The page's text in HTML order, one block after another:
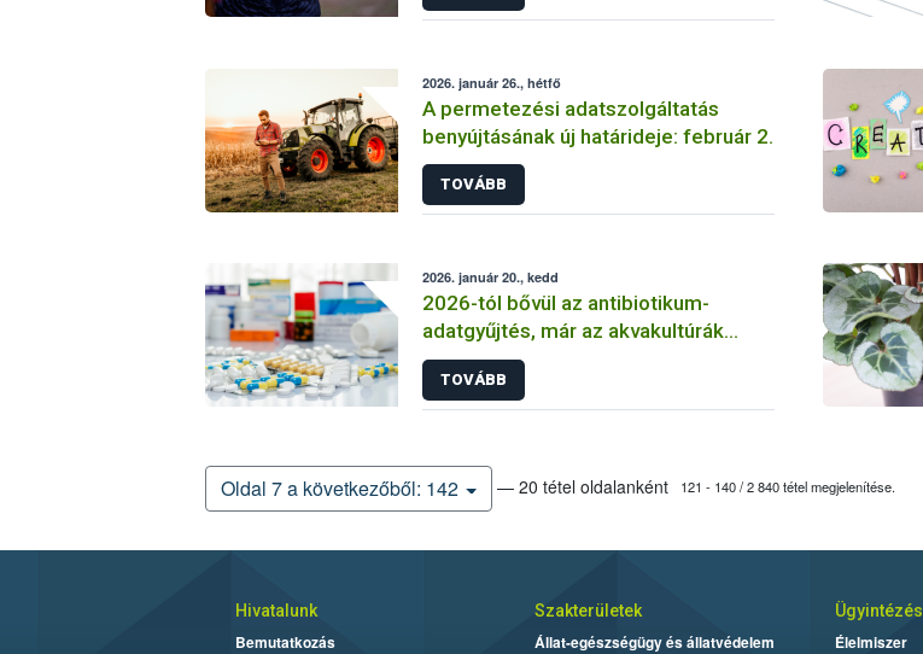
2026. január 26., hétfő
A permetezési adatszolgáltatás
benyújtásának új határideje: február 2.
TOVÁBB
2026. január 20., kedd
2026-tól bővül az antibiotikum-
adatgyűjtés, már az akvakultúrák
esetében is kötelező a jelentés
TOVÁBB
Oldal 7 a következőből: 142 — 20 tétel oldalanként 121 - 140 / 2 840 tétel megjelenítése.
Hivatalunk
Bemutatkozás
Szakterületek
Állat-egészségügy és állatvédelem
Ügyintézés
Élelmiszer